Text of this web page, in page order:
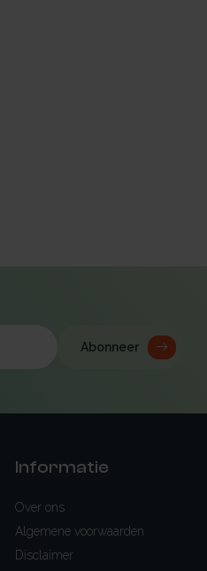
Abonneer
Informatie
Over ons
Algemene voorwaarden
Disclaimer